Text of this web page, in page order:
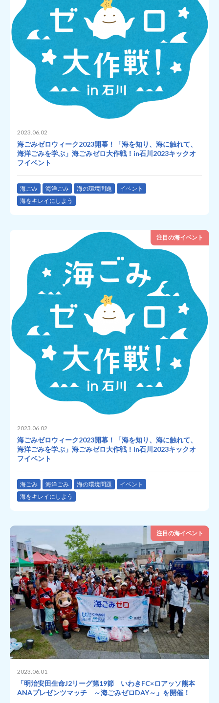
2023.06.02
海ごみゼロウィーク2023開幕！「海を知り、海に触れて、
海洋ごみを学ぶ」海ごみゼロ大作戦！in石川2023キックオ
フイベント
海ごみ 海洋ごみ 海の環境問題
イベント
海をキレイにしよう
注目の海イベント
2023.06.02
海ごみゼロウィーク2023開幕！「海を知り、海に触れて、
海洋ごみを学ぶ」海ごみゼロ大作戦！in石川2023キックオ
フイベント
海ごみ 海洋ごみ 海の環境問題
イベント
海をキレイにしよう
注目の海イベント
2023.06.01
「明治安田生命J2リーグ第19節 いわきFC×ロアッソ熊本
ANAプレゼンツマッチ ～海ごみゼロDAY～」を開催！